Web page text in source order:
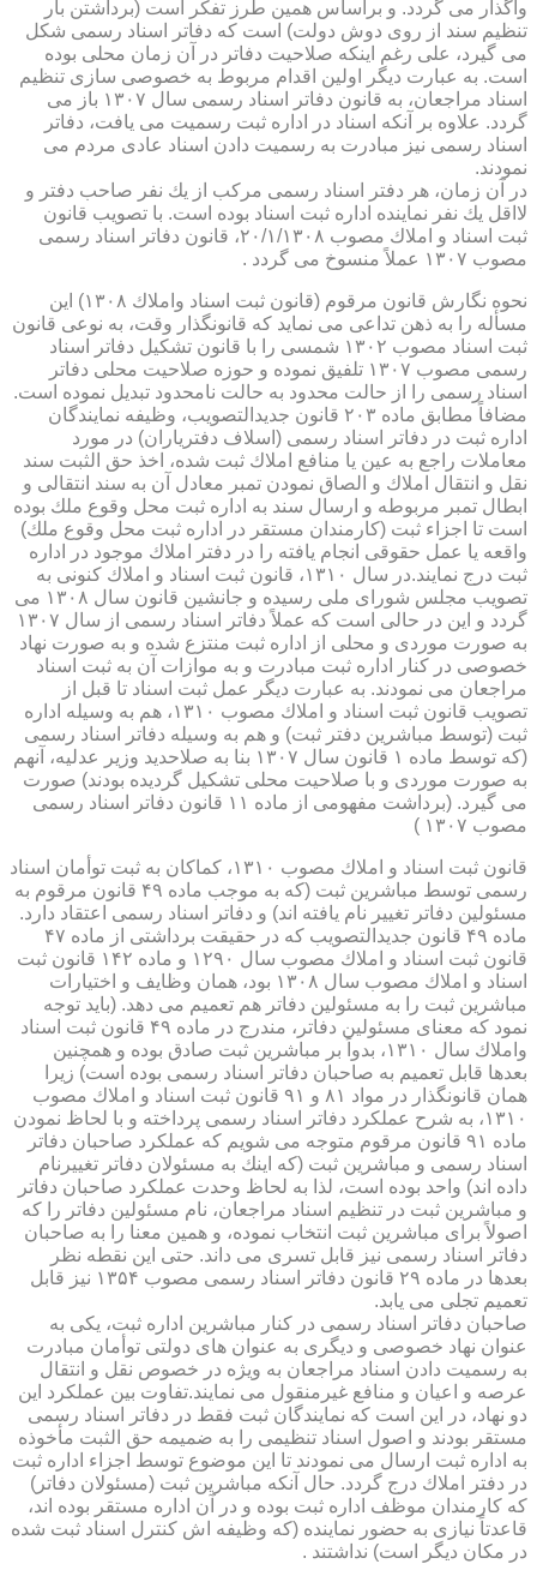
واگذار می گردد. و براساس همین طرز تفكر است (برداشتن بار
تنظیم سند از روی دوش دولت) است كه دفاتر اسناد رسمی شكل
می گیرد، علی رغم اینكه صلاحیت دفاتر در آن زمان محلی بوده
است. به عبارت دیگر اولین اقدام مربوط به خصوصی سازی تنظیم
اسناد مراجعان، به قانون دفاتر اسناد رسمی سال ۱۳۰۷ باز می
گردد. علاوه بر آنكه اسناد در اداره ثبت رسمیت می یافت، دفاتر
اسناد رسمی نیز مبادرت به رسمیت دادن اسناد عادی مردم می
نمودند.
در آن زمان، هر دفتر اسناد رسمی مركب از یك نفر صاحب دفتر و
لااقل یك نفر نماینده اداره ثبت اسناد بوده است. با تصویب قانون
ثبت اسناد و املاك مصوب ۲۰/۱/۱۳۰۸، قانون دفاتر اسناد رسمی
مصوب ۱۳۰۷ عملاً منسوخ می گردد .
نحوه نگارش قانون مرقوم (قانون ثبت اسناد واملاك ۱۳۰۸) این
مسأله را به ذهن تداعی می نماید كه قانونگذار وقت، به نوعی قانون
ثبت اسناد مصوب ۱۳۰۲ شمسی را با قانون تشكیل دفاتر اسناد
رسمی مصوب ۱۳۰۷ تلفیق نموده و حوزه صلاحیت محلی دفاتر
اسناد رسمی را از حالت محدود به حالت نامحدود تبدیل نموده است.
مضافاً مطابق ماده ۲۰۳ قانون جدیدالتصویب، وظیفه نمایندگان
اداره ثبت در دفاتر اسناد رسمی (اسلاف دفتریاران) در مورد
معاملات راجع به عین یا منافع املاك ثبت شده، اخذ حق الثبت سند
نقل و انتقال املاك و الصاق نمودن تمبر معادل آن به سند انتقالی و
ابطال تمبر مربوطه و ارسال سند به اداره ثبت محل وقوع ملك بوده
است تا اجزاء ثبت (كارمندان مستقر در اداره ثبت محل وقوع ملك)
واقعه یا عمل حقوقی انجام یافته را در دفتر املاك موجود در اداره
ثبت درج نمایند.در سال ۱۳۱۰، قانون ثبت اسناد و املاك كنونی به
تصویب مجلس شورای ملی رسیده و جانشین قانون سال ۱۳۰۸ می
گردد و این در حالی است كه عملاً دفاتر اسناد رسمی از سال ۱۳۰۷
به صورت موردی و محلی از اداره ثبت منتزع شده و به صورت نهاد
خصوصی در كنار اداره ثبت مبادرت و به موازات آن به ثبت اسناد
مراجعان می نمودند. به عبارت دیگر عمل ثبت اسناد تا قبل از
تصویب قانون ثبت اسناد و املاك مصوب ۱۳۱۰، هم به وسیله اداره
ثبت (توسط مباشرین دفتر ثبت) و هم به وسیله دفاتر اسناد رسمی
(كه توسط ماده ۱ قانون سال ۱۳۰۷ بنا به صلاحدید وزیر عدلیه، آنهم
به صورت موردی و با صلاحیت محلی تشكیل گردیده بودند) صورت
می گیرد. (برداشت مفهومی از ماده ۱۱ قانون دفاتر اسناد رسمی
مصوب ۱۳۰۷ )
قانون ثبت اسناد و املاك مصوب ۱۳۱۰، كماكان به ثبت توأمان اسناد
رسمی توسط مباشرین ثبت (كه به موجب ماده ۴۹ قانون مرقوم به
مسئولین دفاتر تغییر نام یافته اند) و دفاتر اسناد رسمی اعتقاد دارد.
ماده ۴۹ قانون جدیدالتصویب كه در حقیقت برداشتی از ماده ۴۷
قانون ثبت اسناد و املاك مصوب سال ۱۲۹۰ و ماده ۱۴۲ قانون ثبت
اسناد و املاك مصوب سال ۱۳۰۸ بود، همان وظایف و اختیارات
مباشرین ثبت را به مسئولین دفاتر هم تعمیم می دهد. (باید توجه
نمود كه معنای مسئولین دفاتر، مندرج در ماده ۴۹ قانون ثبت اسناد
واملاك سال ۱۳۱۰، بدواً بر مباشرین ثبت صادق بوده و همچنین
بعدها قابل تعمیم به صاحبان دفاتر اسناد رسمی بوده است) زیرا
همان قانونگذار در مواد ۸۱ و ۹۱ قانون ثبت اسناد و املاك مصوب
۱۳۱۰، به شرح عملكرد دفاتر اسناد رسمی پرداخته و با لحاظ نمودن
ماده ۹۱ قانون مرقوم متوجه می شویم كه عملكرد صاحبان دفاتر
اسناد رسمی و مباشرین ثبت (كه اینك به مسئولان دفاتر تغییرنام
داده اند) واحد بوده است، لذا به لحاظ وحدت عملكرد صاحبان دفاتر
و مباشرین ثبت در تنظیم اسناد مراجعان، نام مسئولین دفاتر را كه
اصولاً برای مباشرین ثبت انتخاب نموده، و همین معنا را به صاحبان
دفاتر اسناد رسمی نیز قابل تسری می داند. حتی این نقطه نظر
بعدها در ماده ۲۹ قانون دفاتر اسناد رسمی مصوب ۱۳۵۴ نیز قابل
تعمیم تجلی می یابد.
صاحبان دفاتر اسناد رسمی در كنار مباشرین اداره ثبت، یكی به
عنوان نهاد خصوصی و دیگری به عنوان های دولتی توأمان مبادرت
به رسمیت دادن اسناد مراجعان به ویژه در خصوص نقل و انتقال
عرصه و اعیان و منافع غیرمنقول می نمایند.تفاوت بین عملكرد این
دو نهاد، در این است كه نمایندگان ثبت فقط در دفاتر اسناد رسمی
مستقر بودند و اصول اسناد تنظیمی را به ضمیمه حق الثبت مأخوذه
به اداره ثبت ارسال می نمودند تا این موضوع توسط اجزاء اداره ثبت
در دفتر املاك درج گردد. حال آنكه مباشرین ثبت (مسئولان دفاتر)
كه كارمندان موظف اداره ثبت بوده و در آن اداره مستقر بوده اند،
قاعدتاً نیازی به حضور نماینده (كه وظیفه اش كنترل اسناد ثبت شده
در مكان دیگر است) نداشتند .